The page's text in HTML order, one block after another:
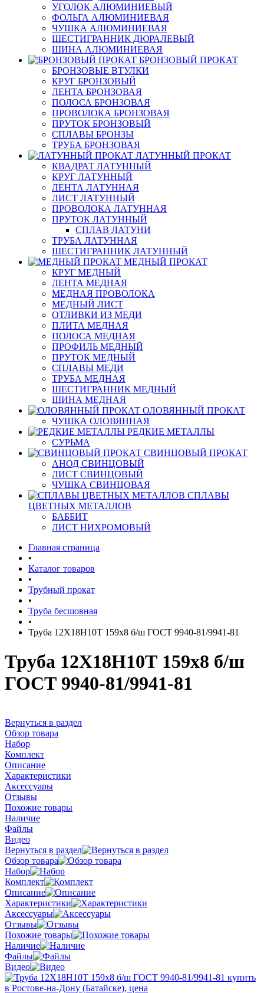
УГОЛОК АЛЮМИНИЕВЫЙ
ФОЛЬГА АЛЮМИНИЕВАЯ
ЧУШКА АЛЮМИНИЕВАЯ
ШЕСТИГРАННИК ДЮРАЛЕВЫЙ
ШИНА АЛЮМИНИЕВАЯ
БРОНЗОВЫЙ ПРОКАТ
БРОНЗОВЫЕ ВТУЛКИ
КРУГ БРОНЗОВЫЙ
ЛЕНТА БРОНЗОВАЯ
ПОЛОСА БРОНЗОВАЯ
ПРОВОЛОКА БРОНЗОВАЯ
ПРУТОК БРОНЗОВЫЙ
СПЛАВЫ БРОНЗЫ
ТРУБА БРОНЗОВАЯ
ЛАТУННЫЙ ПРОКАТ
КВАДРАТ ЛАТУННЫЙ
КРУГ ЛАТУННЫЙ
ЛЕНТА ЛАТУННАЯ
ЛИСТ ЛАТУННЫЙ
ПРОВОЛОКА ЛАТУННАЯ
ПРУТОК ЛАТУННЫЙ
СПЛАВ ЛАТУНИ
ТРУБА ЛАТУННАЯ
ШЕСТИГРАННИК ЛАТУННЫЙ
МЕДНЫЙ ПРОКАТ
КРУГ МЕДНЫЙ
ЛЕНТА МЕДНАЯ
МЕДНАЯ ПРОВОЛОКА
МЕДНЫЙ ЛИСТ
ОТЛИВКИ ИЗ МЕДИ
ПЛИТА МЕДНАЯ
ПОЛОСА МЕДНАЯ
ПРОФИЛЬ МЕДНЫЙ
ПРУТОК МЕДНЫЙ
СПЛАВЫ МЕДИ
ТРУБА МЕДНАЯ
ШЕСТИГРАННИК МЕДНЫЙ
ШИНА МЕДНАЯ
ОЛОВЯННЫЙ ПРОКАТ
ЧУШКА ОЛОВЯННАЯ
РЕДКИЕ МЕТАЛЛЫ
СУРЬМА
СВИНЦОВЫЙ ПРОКАТ
АНОД СВИНЦОВЫЙ
ЛИСТ СВИНЦОВЫЙ
ЧУШКА СВИНЦОВАЯ
СПЛАВЫ
ЦВЕТНЫХ МЕТАЛЛОВ
БАББИТ
ЛИСТ НИХРОМОВЫЙ
Главная страница
•
Каталог товаров
•
Трубный прокат
•
Труба бесшовная
•
Труба 12Х18Н10Т 159х8 б/ш ГОСТ 9940-81/9941-81
Труба 12Х18Н10Т 159х8 б/ш
ГОСТ 9940-81/9941-81
Вернуться в раздел
Обзор товара
Набор
Комплект
Описание
Характеристики
Аксессуары
Отзывы
Похожие товары
Наличие
Файлы
Видео
Вернуться в раздел
Обзор товара
Набор
Комплект
Описание
Характеристики
Аксессуары
Отзывы
Похожие товары
Наличие
Файлы
Видео